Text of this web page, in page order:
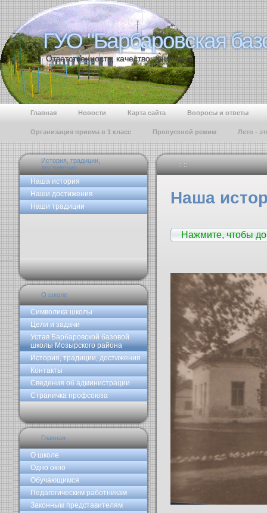
ГУО "Барбаровская
ГУО "Барбаровская
Ответственность, качество, внимание.
Главная Новости Карта сайта Вопросы и ответы
Организация приема в 1 класс Пропускной режим Лето -
История, традиции,
достижения
Наша история
Наши достижения
Наши традиции
О школе
Символика школы
Цели и задачи
Устав Барбаровской базовой
школы Мозырского района
История, традиции, достижения
Контакты
Сведения об администрации
Страничка профсоюза
Главная
О школе
Одно окно
Обучающимся
Педагогическим работникам
Законным представителям
:: ::
Наша
Нажмите, чтобы